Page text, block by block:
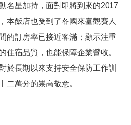
名星加持，面對即將到來的2017
本飯店也受到了各國來臺觀賽人
的訂房率已接近客滿；顯示注重
住宿品質，也能保障企業營收。
於長期以來支持安全保防工作訓
二萬分的崇高敬意。